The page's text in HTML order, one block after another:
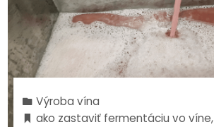
Výroba vína
ako zastaviť fermentáciu vo víne,